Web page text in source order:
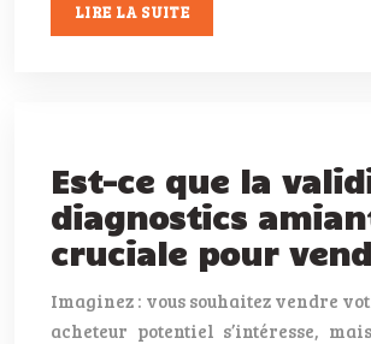
LIRE LA SUITE
Est-ce que la
diagnostics
cruciale pour
Imaginez : vous souhaitez vendre
acheteur potentiel s’intéresse,